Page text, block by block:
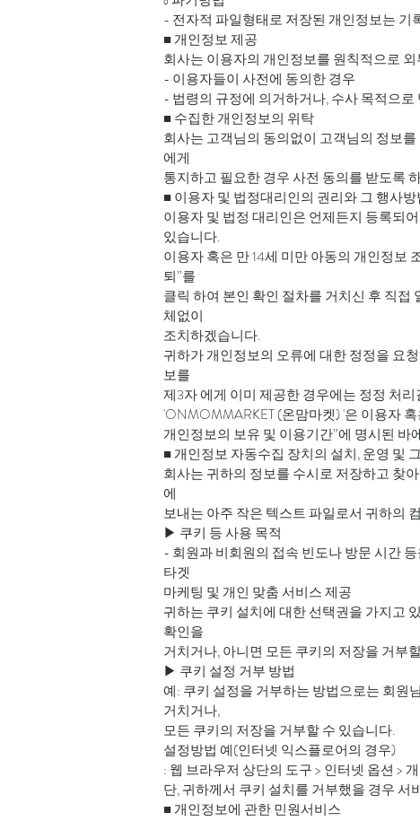
- 전자적 파일형태로 저장된 개인정보는
■ 개인정보 제공
회사는 이용자의 개인정보를 원칙적으로
- 이용자들이 사전에 동의한 경우
- 법령의 규정에 의거하거나, 수사 목적으
■ 수집한 개인정보의 위탁
회사는 고객님의 동의없이 고객님의 정보
에게
통지하고 필요한 경우 사전 동의를 받도록
■ 이용자 및 법정대리인의 권리와 그 행사방
이용자 및 법정 대리인은 언제든지 등록되
있습니다.
이용자 혹은 만 14세 미만 아동의 개인정보
퇴”를
클릭 하여 본인 확인 절차를 거치신 후 직
체없이
조치하겠습니다.
귀하가 개인정보의 오류에 대한 정정을 요
보를
제3자 에게 이미 제공한 경우에는 정정 처
'ONMOMMARKET (온맘마켓) '은 이용자
개인정보의 보유 및 이용기간”에 명시된
■ 개인정보 자동수집 장치의 설치, 운영 및
회사는 귀하의 정보를 수시로 저장하고 찾
에
보내는 아주 작은 텍스트 파일로서 귀하의
▶ 쿠키 등 사용 목적
- 회원과 비회원의 접속 빈도나 방문 시간
타겟
마케팅 및 개인 맞춤 서비스 제공
귀하는 쿠키 설치에 대한 선택권을 가지고
확인을
거치거나, 아니면 모든 쿠키의 저장을 거부
▶ 쿠키 설정 거부 방법
예: 쿠키 설정을 거부하는 방법으로는 회원
거치거나,
모든 쿠키의 저장을 거부할 수 있습니다.
설정방법 예(인터넷 익스플로어의 경우)
: 웹 브라우저 상단의 도구 > 인터넷 옵션 >
단, 귀하께서 쿠키 설치를 거부했을 경우
■ 개인정보에 관한 민원서비스